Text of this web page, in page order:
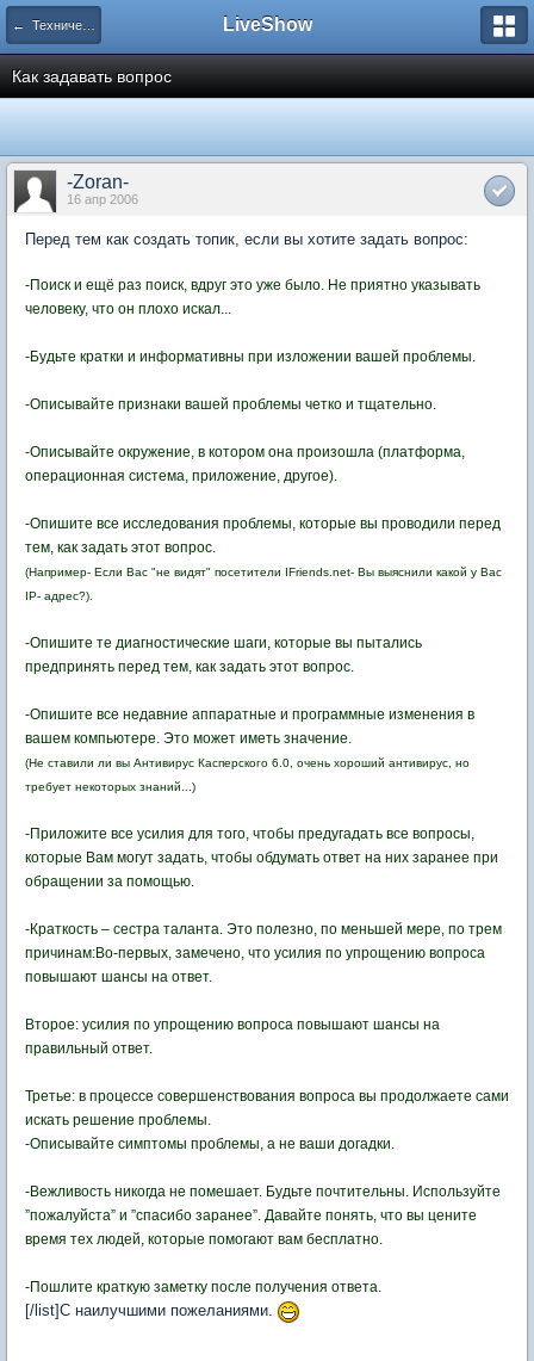
← Технические вопросы LiveShow
Как задавать вопрос
-Zoran-
16 апр 2006
Перед тем как создать топик, если вы хотите задать вопрос:
-Поиск и ещё раз поиск, вдруг это уже было. Не приятно указывать
человеку, что он плохо искал...
-Будьте кратки и информативны при изложении вашей проблемы.
-Описывайте признаки вашей проблемы четко и тщательно.
-Описывайте окружение, в котором она произошла (платформа,
операционная система, приложение, другое).
-Опишите все исследования проблемы, которые вы проводили перед
тем, как задать этот вопрос.
(Например- Если Вас "не видят" посетители IFriends.net- Вы выяснили какой у Вас
IP- адрес?).
-Опишите те диагностические шаги, которые вы пытались
предпринять перед тем, как задать этот вопрос.
-Опишите все недавние аппаратные и программные изменения в
вашем компьютере. Это может иметь значение.
(Не ставили ли вы Антивирус Касперского 6.0, очень хороший антивирус, но
требует некоторых знаний...)
-Приложите все усилия для того, чтобы предугадать все вопросы,
которые Вам могут задать, чтобы обдумать ответ на них заранее при
обращении за помощью.
-Краткость – сестра таланта. Это полезно, по меньшей мере, по трем
причинам:Во-первых, замечено, что усилия по упрощению вопроса
повышают шансы на ответ.
Второе: усилия по упрощению вопроса повышают шансы на
правильный ответ.
Третье: в процессе совершенствования вопроса вы продолжаете сами
искать решение проблемы.
-Описывайте симптомы проблемы, а не ваши догадки.
-Вежливость никогда не помешает. Будьте почтительны. Используйте
”пожалуйста” и ”спасибо заранее”. Давайте понять, что вы цените
время тех людей, которые помогают вам бесплатно.
-Пошлите краткую заметку после получения ответа.
[/list]С наилучшими пожеланиями.